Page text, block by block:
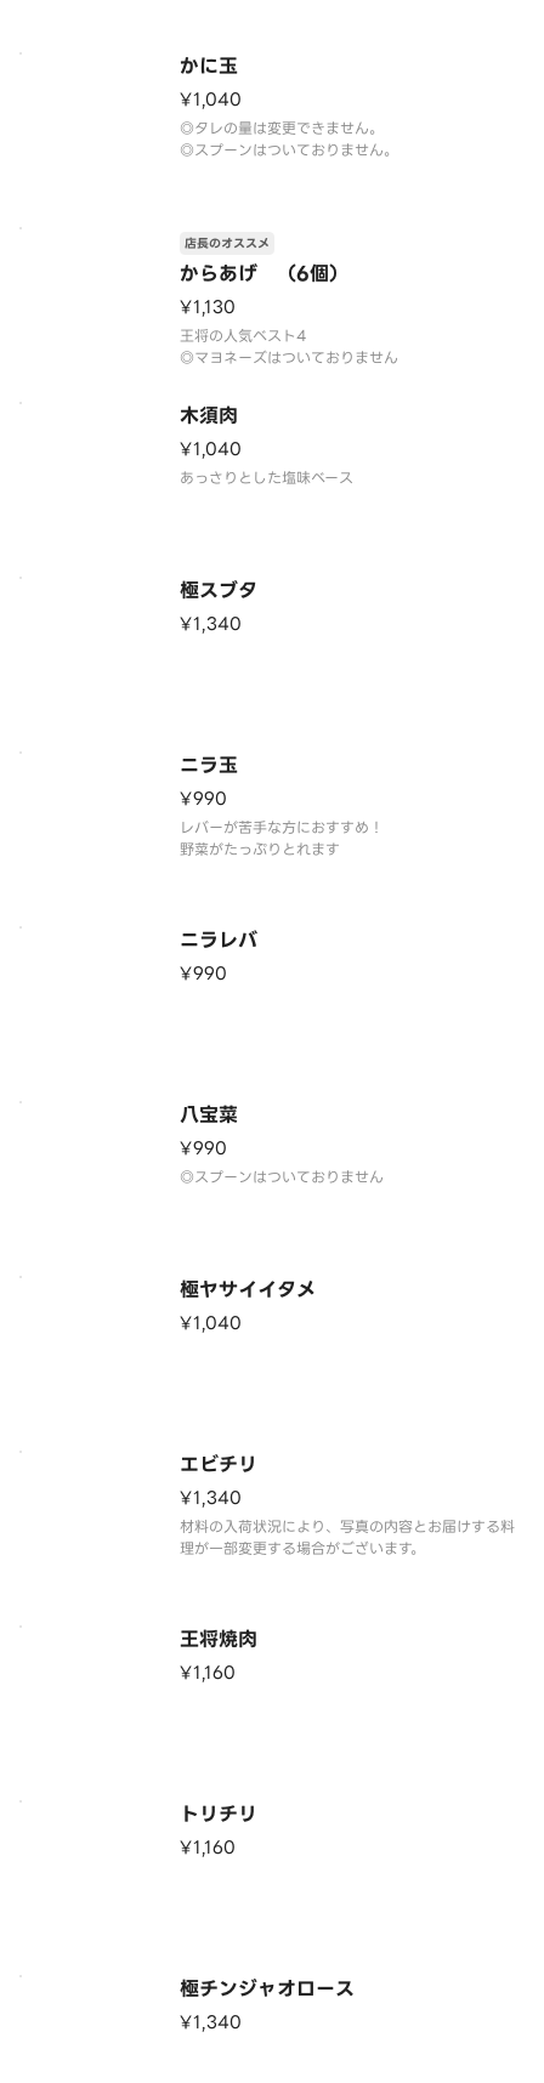
かに玉
¥1,040
◎タレの量は変更できません。
◎スプーンはついておりません。
からあげ （6個）
店長のオススメ
¥1,130
王将の人気ベスト4
◎マヨネーズはついておりません
木須肉
¥1,040
極スブタ
¥1,340
ニラ玉
¥990
レバーが苦手な方におすすめ！
野菜がたっぷりとれます
ニラレバ
¥990
八宝菜
¥990
◎スプーンはついておりません
極ヤサイイタメ
¥1,040
エビチリ
¥1,340
材料の入荷状況により、写真の内容とお届けする料
理が一部変更する場合がございます。
王将焼肉
¥1,160
トリチリ
¥1,160
極チンジャオロース
¥1,340